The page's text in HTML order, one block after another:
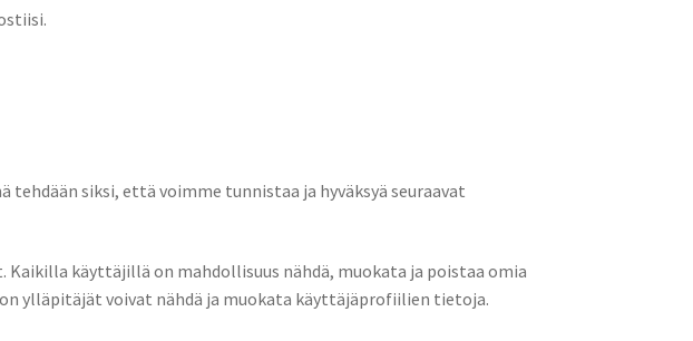
siksi, että voimme tunnistaa ja hyväksyä seuraavat
käyttäjillä on mahdollisuus nähdä, muokata ja poistaa omia
ylläpitäjät voivat nähdä ja muokata käyttäjäprofiilien tietoja.